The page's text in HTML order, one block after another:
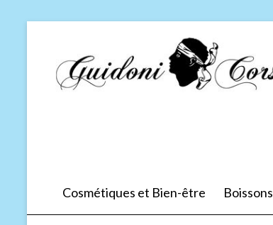
Cosmétiques et Bien-être Boissons